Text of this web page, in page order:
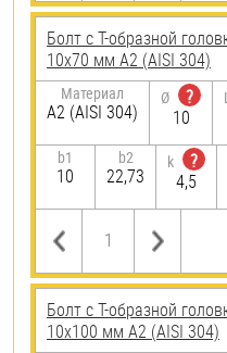
Болт с Т-образной
10х70 мм А2 (AISI 304)
Материал
А2 (AISI 304)
Ø
?
10
b1
10
b2
22,73
k
?
4,5
Болт с Т-образной
10х100 мм А2 (AISI 304)